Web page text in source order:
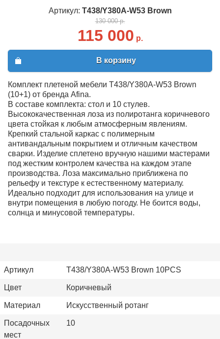
Артикул: T438/Y380A-W53 Brown
130 000 р.
115 000 р.
В корзину
Комплект плетеной мебели T438/Y380A-W53 Brown
(10+1) от бренда Afina.
В составе комплекта: стол и 10 стулев.
Высококачественная лоза из полиротанга коричневого
цвета стойкая к любым атмосферным явлениям.
Крепкий стальной каркас с полимерным
антивандальным покрытием и отличным качеством
сварки. Изделие сплетено вручную нашими мастерами
под жестким контролем качества на каждом этапе
производства. Лоза максимально приближена по
рельефу и текстуре к естественному материалу.
Идеально подходит для использования на улице и
внутри помещения в любую погоду. Не боится воды,
солнца и минусовой температуры.
Артикул T438/Y380A-W53 Brown 10PCS
Цвет Коричневый
Материал Искусственный ротанг
Посадочных
мест
10